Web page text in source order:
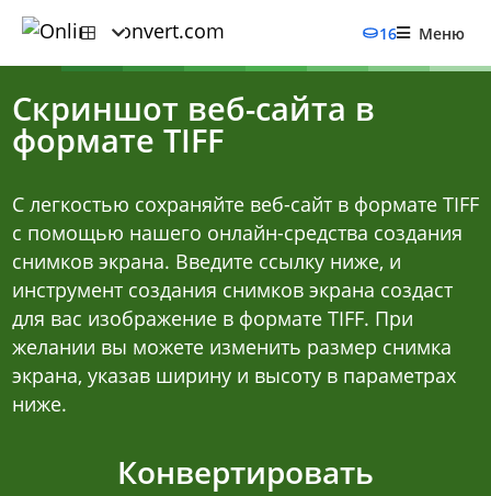
16 Меню
Скриншот веб-сайта в
формате TIFF
С легкостью сохраняйте веб-сайт в формате TIFF
с помощью нашего онлайн-средства создания
снимков экрана. Введите ссылку ниже, и
инструмент создания снимков экрана создаст
для вас изображение в формате TIFF. При
желании вы можете изменить размер снимка
экрана, указав ширину и высоту в параметрах
ниже.
Конвертировать